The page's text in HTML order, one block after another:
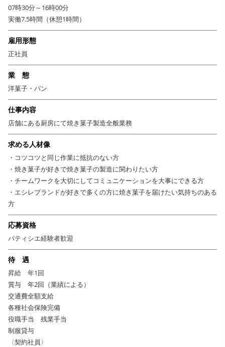
07時30分～16時00分
実働7.5時間（休憩1時間）
雇用形態
正社員
業 態
洋菓子・パン
仕事内容
店舗にある厨房にて焼き菓子製造全般業務
求める人材像
・コツコツと同じ作業に抵抗のない方
・焼き菓子が好きで焼き菓子の製造に関わりたい方
・チームワークを大切にしてコミュニケーションを大事にできる方
・エシレブランドが好きで多くの方に焼き菓子を届けたい気持ちのある
方
応募資格
パティシエ経験者歓迎
待 遇
昇給 年1回
賞与 年2回（業績による）
交通費全額支給
各種社会保険完備
役職手当 残業手当
制服貸与
〈契約社員〉